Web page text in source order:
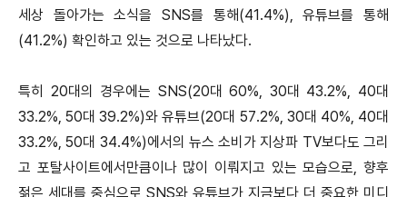
세상 돌아가는 소식을 SNS를 통해(41.4%), 유튜브를 통해
(41.2%) 확인하고 있는 것으로 나타났다.
특히 20대의 경우에는 SNS(20대 60%, 30대 43.2%, 40대
33.2%, 50대 39.2%)와 유튜브(20대 57.2%, 30대 40%, 40대
33.2%, 50대 34.4%)에서의 뉴스 소비가 지상파 TV보다도 그리
고 포탈사이트에서만큼이나 많이 이뤄지고 있는 모습으로, 향후
젊은 세대를 중심으로 SNS와 유튜브가 지금보다 더 중요한 미디